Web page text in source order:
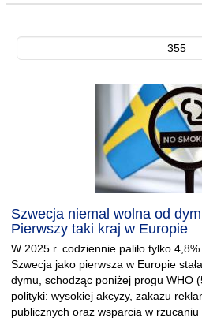
355
Szwecja niemal wolna od
Pierwszy taki kraj w Europie
W 2025 r. codziennie paliło tylko 4,8%
Szwecja jako pierwsza w Europie
dymu, schodząc poniżej progu WHO
polityki: wysokiej akcyzy, zakazu
publicznych oraz wsparcia w rzucaniu